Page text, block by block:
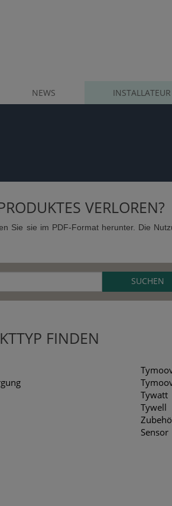
NEWS
VERLOREN?
Sie sie im PDF-Format herunter. Die
SUCHEN
FINDEN
Tywatt
Tywell
Sensor